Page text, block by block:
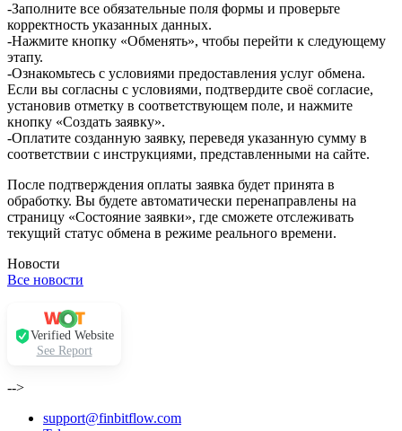
-Заполните все обязательные поля формы и проверьте
корректность указанных данных.
-Нажмите кнопку «Обменять», чтобы перейти к следующему
этапу.
-Ознакомьтесь с условиями предоставления услуг обмена.
Если вы согласны с условиями, подтвердите своё согласие,
установив отметку в соответствующем поле, и нажмите
кнопку «Создать заявку».
-Оплатите созданную заявку, переведя указанную сумму в
соответствии с инструкциями, представленными на сайте.
После подтверждения оплаты заявка будет принята в
обработку. Вы будете автоматически перенаправлены на
страницу «Состояние заявки», где сможете отслеживать
текущий статус обмена в режиме реального времени.
Новости
Все новости
Verified Website
See Report
-->
support@finbitflow.com